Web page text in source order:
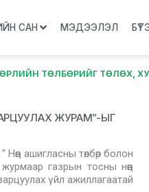
САН МЭДЭЭЛЭЛ
ТӨЛБӨРИЙГ ТӨЛӨХ,
ЗАРЦУУЛАХ ЖУРАМ”-ЫГ
ашигласны төлбөр болон
журмаар газрын тосны нөөц
зарцуулах үйл ажиллагаатай